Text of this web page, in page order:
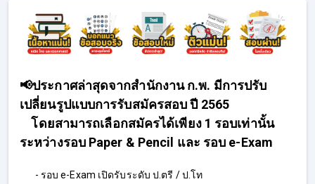
📢ประกาศล่าสุดจากสำนักงาน ก.พ. มีการปรับ
เปลี่ยนรูปแบบการรับสมัครสอบ ปี 2565
โดยสามารถเลือกสมัครได้เพียง 1 รอบเท่านั้น
ระหว่างรอบ Paper & Pencil และ รอบ e-Exam
- รอบ e-Exam เปิดรับระดับ ป.ตรี / ป.โท